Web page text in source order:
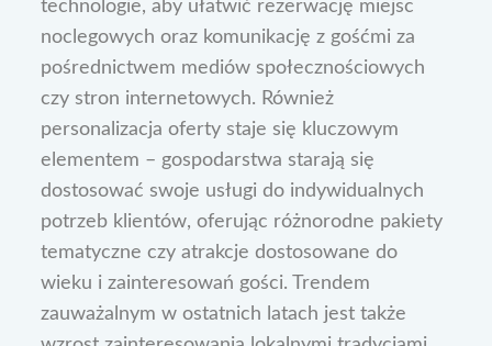
technologie, aby ułatwić rezerwację miejsc
noclegowych oraz komunikację z gośćmi za
pośrednictwem mediów społecznościowych
czy stron internetowych. Również
personalizacja oferty staje się kluczowym
elementem – gospodarstwa starają się
dostosować swoje usługi do indywidualnych
potrzeb klientów, oferując różnorodne pakiety
tematyczne czy atrakcje dostosowane do
wieku i zainteresowań gości. Trendem
zauważalnym w ostatnich latach jest także